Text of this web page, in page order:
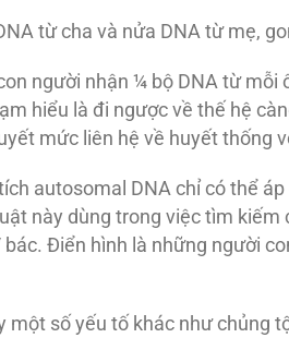
từ cha và nửa DNA từ mẹ,
người nhận ¼ bộ DNA từ mỗi
hiểu là đi ngược về thế hệ
mức liên hệ về huyết thống
autosomal DNA chỉ có thể
này dùng trong việc tìm
Điển hình là những người
một số yếu tố khác như chủng